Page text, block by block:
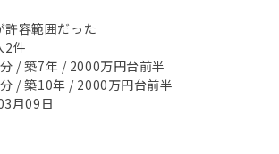
許容範囲だった
2件
/ 築7年 / 2000万円台前半
/ 築10年 / 2000万円台前半
月09日